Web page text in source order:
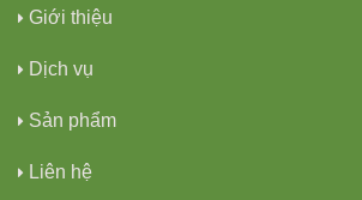
Giới thiệu
Dịch vụ
Sản phẩm
Liên hệ